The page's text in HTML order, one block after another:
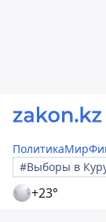
ПолитикаМир
#Выборы в
+23°